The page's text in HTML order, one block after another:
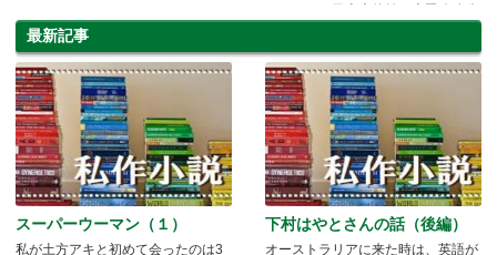
キャンベラ日本大使館・吉田政務公
使による英語セミナー
最新記事
スーパーウーマン（１）
私が土方アキと初めて会ったのは3
下村はやとさんの話（後編）
オーストラリアに来た時は、英語が